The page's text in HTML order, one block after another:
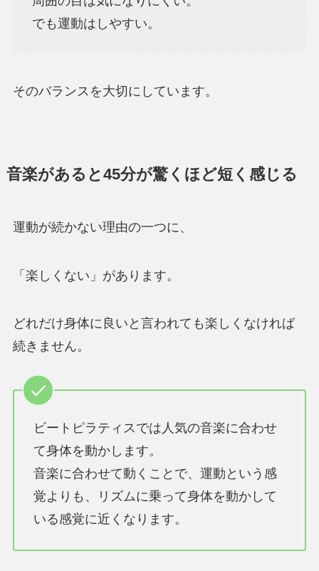
でも運動はしやすい。
そのバランスを大切にしています。
音楽があると45分が驚くほど短く感じる
運動が続かない理由の一つに、
「楽しくない」があります。
どれだけ身体に良いと言われても楽しくなければ
続きません。
ビートピラティスでは人気の音楽に合わせ
て身体を動かします。
音楽に合わせて動くことで、運動という感
覚よりも、リズムに乗って身体を動かして
いる感覚に近くなります。